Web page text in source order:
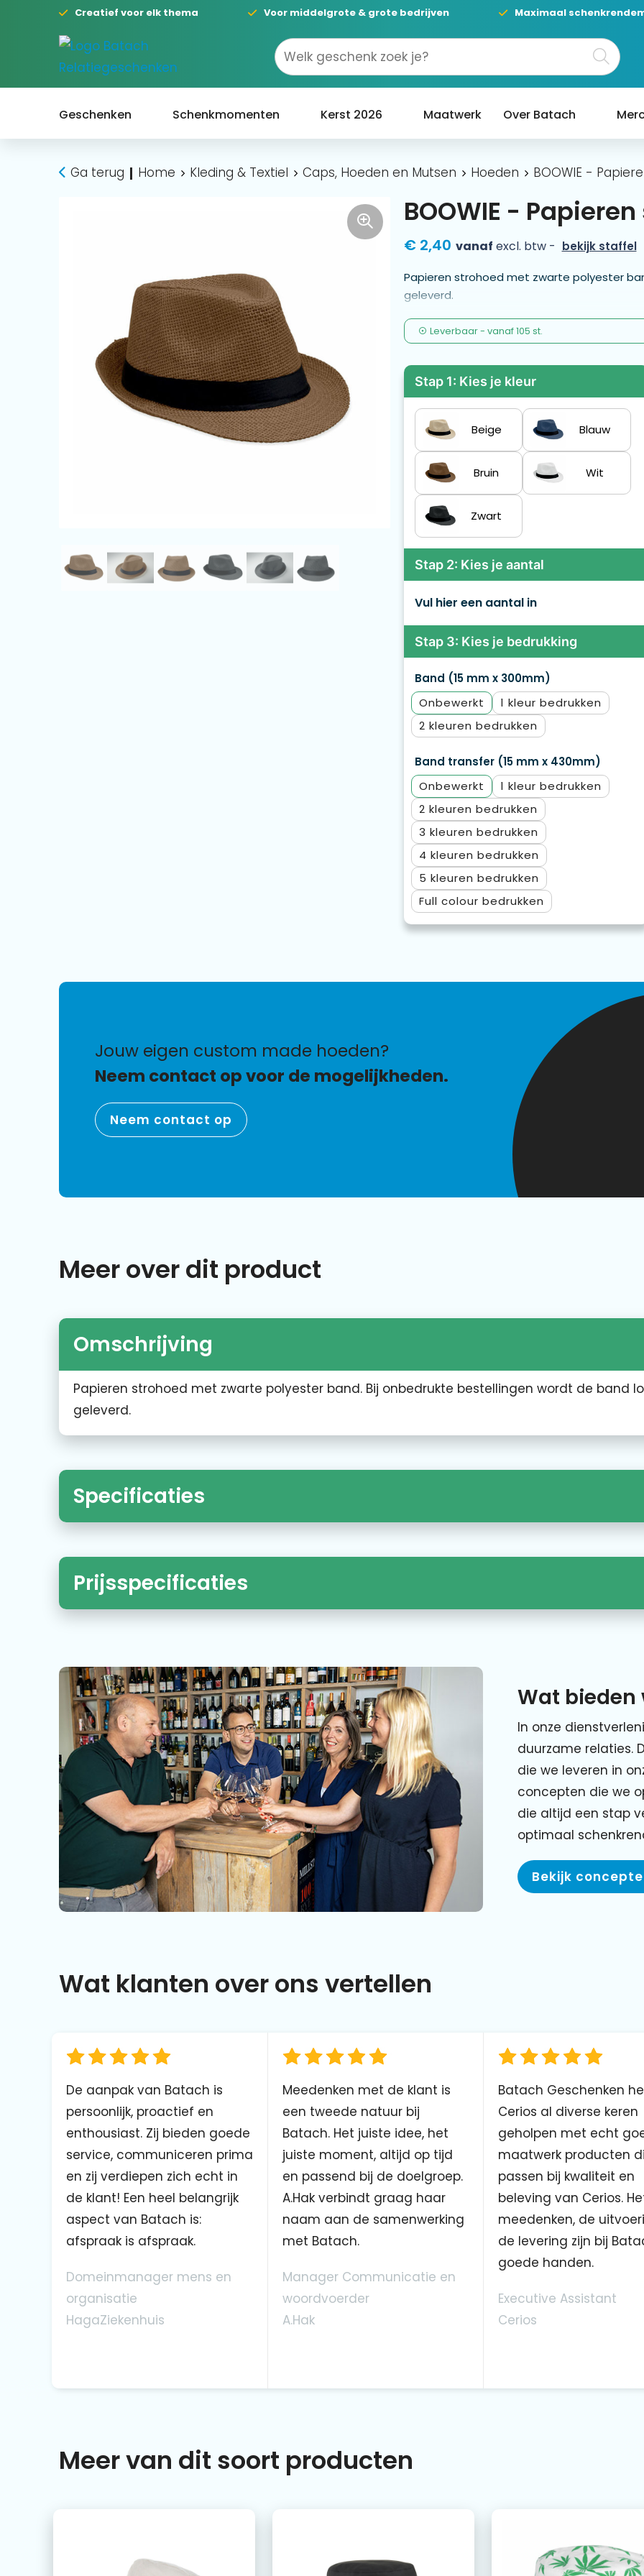
Creatief voor elk thema Voor middelgrote & grote bedrijven Maximaal
Geschenken Schenkmomenten Kerst 2026 Maatwerk Over Batach
Ga terug Home Kleding & Textiel Caps, Hoeden en Mutsen Hoeden BOOWIE -
BOOWIE -
€ 2,40 vanaf excl. btw - bekijk staffel
Papieren strohoed met zwarte polyester
geleverd.
Leverbaar- vanaf105 st.
Stap 1: Kies je kleur
Beige Blauw
Bruin Wit
Zwart
Stap 2: Kies je aantal
Vul hier een aantal in
Stap 3: Kies je bedrukking
Band (15 mm x 300mm)
Onbewerkt
1
2
Band transfer (15 mm x 430mm)
Onbewerkt
1
2
3
4
5
Full colour
jouw eigen custom made hoeden?
Neem contact op voor de mogelijkheden.
Neem contact op
Meer over dit product
Omschrijving
Papieren strohoed met zwarte polyester band. Bij onbedrukte bestellingen wordt de band
geleverd.
Specificaties
Prijsspecificaties
Wat bieden
In onze
duurzame relaties.
die we leveren in
concepten die we
die altijd een stap
optimaal
Bekijk
Wat klanten over ons vertellen
De aanpak van Batach is
persoonlijk, proactief en
enthousiast. Zij bieden goede
service, communiceren prima
en zij verdiepen zich echt in
de klant! Een heel belangrijk
aspect van Batach is:
afspraak is afspraak.
Domeinmanager mens en
organisatie
HagaZiekenhuis
Meedenken met de klant is
een tweede natuur bij
Batach. Het juiste idee, het
juiste moment, altijd op tijd
en passend bij de doelgroep.
A.Hak verbindt graag haar
naam aan de samenwerking
met Batach.
Manager Communicatie en
woordvoerder
A.Hak
Batach Geschenken
Cerios al diverse keren
geholpen met echt
maatwerk producten
passen bij kwaliteit en
beleving van Cerios.
meedenken, de
de levering zijn bij
goede handen.
Executive Assistant
Cerios
Meer van dit soort producten